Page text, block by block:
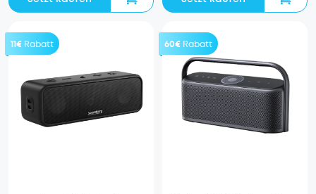
11€ Rabatt 60€ Rabatt